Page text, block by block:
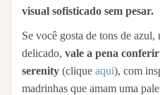
visual sofisticado sem pesar.
Se você gosta de tons de
delicado, vale a pena
serenity (clique aqui), com
madrinhas que amam uma